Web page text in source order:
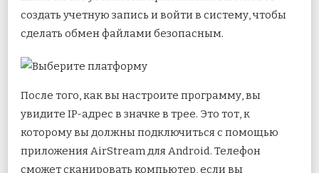
создать учетную запись и войти в систему, чтобы
сделать обмен файлами безопасным.
После того, как вы настроите программу, вы
увидите IP-адрес в значке в трее. Это тот, к
которому вы должны подключиться с помощью
приложения AirStream для Android. Телефон
сможет сканировать компьютер, если вы